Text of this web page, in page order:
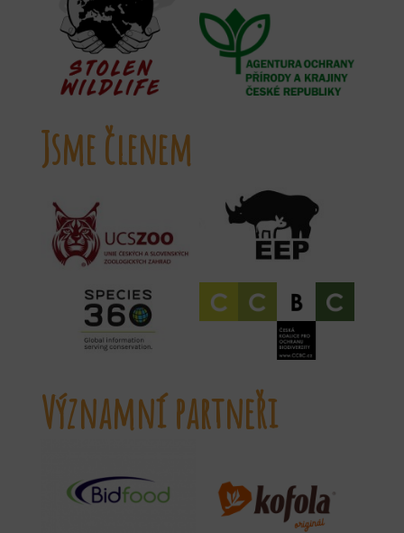
Jsme členem
Významní partneři